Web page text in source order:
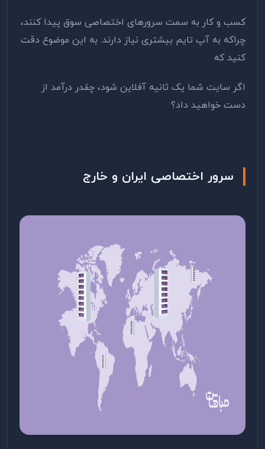
کسب و کار به سمت سرورهای اختصاصی سوق پیدا کنند،
چراکه به آپ تایم بیشتری نیاز دارند. به این موضوع دقت
کنید که
اگر سایت شما یک ثانیه آفلاین شود، چقدر درآمد از
دست خواهید داد؟
سرور اختصاصی ایران و خارج